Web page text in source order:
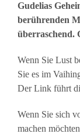
Gudelias
berührenden
überraschend.
Wenn Sie Lust
Sie es im
Der Link führt
Wenn Sie sich
machen